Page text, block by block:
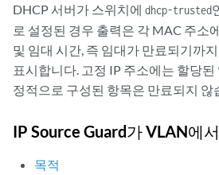
DHCP 서버가 스위치에 dhcp-trusted
로 설정된 경우 출력은 각 MAC 주소
및 임대 시간, 즉 임대가 만료되기까
표시합니다. 고정 IP 주소에는 할당된
정적으로 구성된 항목은 만료되지 않
IP Source Guard가 VLAN에
목적